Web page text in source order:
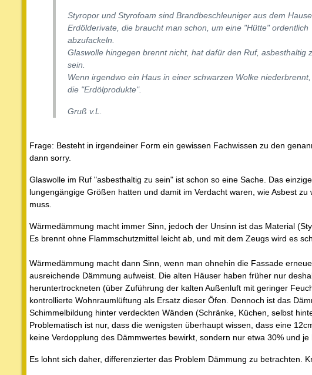
Styropor und Styrofoam sind Brandbeschleuniger aus dem
Erdölderivate, die braucht man schon, um eine "Hütte" ordentlich
abzufackeln.
Glaswolle hingegen brennt nicht, hat dafür den Ruf, asbesthaltig
sein.
Wenn irgendwo ein Haus in einer schwarzen Wolke
die "Erdölprodukte".
Gruß v.L.
Frage: Besteht in irgendeiner Form ein gewissen Fachwissen zu den
dann sorry.
Glaswolle im Ruf "asbesthaltig zu sein" ist schon so eine Sache. Das
lungengängige Größen hatten und damit im Verdacht waren, wie Asbest
muss.
Wärmedämmung macht immer Sinn, jedoch der Unsinn ist das Material
Es brennt ohne Flammschutzmittel leicht ab, und mit dem Zeugs wird es
Wärmedämmung macht dann Sinn, wenn man ohnehin die Fassade
ausreichende Dämmung aufweist. Die alten Häuser haben früher nur
heruntertrockneten (über Zuführung der kalten Außenluft mit geringer
kontrollierte Wohnraumlüftung als Ersatz dieser Öfen. Dennoch ist das
Schimmelbildung hinter verdeckten Wänden (Schränke, Küchen, selbst
Problematisch ist nur, dass die wenigsten überhaupt wissen, dass eine
keine Verdopplung des Dämmwertes bewirkt, sondern nur etwa 30% und
Es lohnt sich daher, differenzierter das Problem Dämmung zu betrachten.